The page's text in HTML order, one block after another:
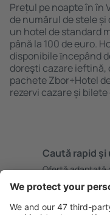
Prețul pe noapte în în
de numărul de stele
un hotel de standard
până la 100 de euro.
disponibile ȋncepând
doreşti cazare
pachete Zbor+Hotel
rezervi cazare și
Caută rapid şi
Ofertă adaptată
Planifică ȋn